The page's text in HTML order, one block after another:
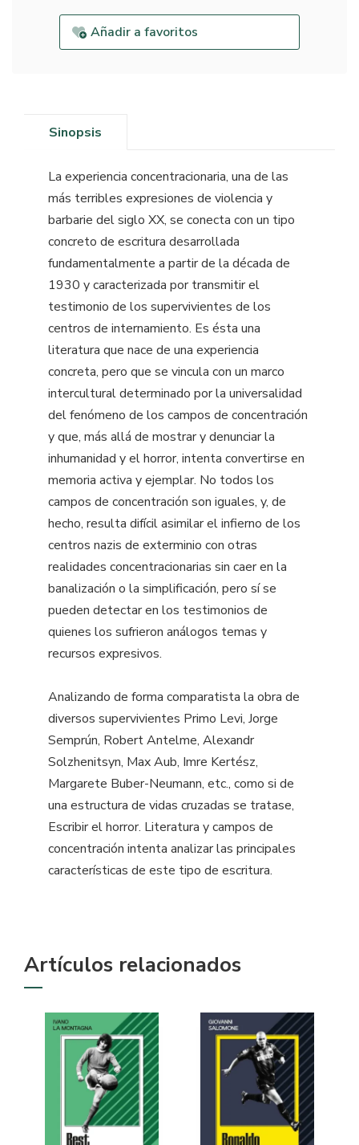
Añadir a favoritos
Sinopsis
La experiencia concentracionaria, una de las
más terribles expresiones de violencia y
barbarie del siglo XX, se conecta con un tipo
concreto de escritura desarrollada
fundamentalmente a partir de la década de
1930 y caracterizada por transmitir el
testimonio de los supervivientes de los
centros de internamiento. Es ésta una
literatura que nace de una experiencia
concreta, pero que se vincula con un marco
intercultural determinado por la universalidad
del fenómeno de los campos de concentración
y que, más allá de mostrar y denunciar la
inhumanidad y el horror, intenta convertirse en
memoria activa y ejemplar. No todos los
campos de concentración son iguales, y, de
hecho, resulta difícil asimilar el infierno de los
centros nazis de exterminio con otras
realidades concentracionarias sin caer en la
banalización o la simplificación, pero sí se
pueden detectar en los testimonios de
quienes los sufrieron análogos temas y
recursos expresivos.
Analizando de forma comparatista la obra de
diversos supervivientes Primo Levi, Jorge
Semprún, Robert Antelme, Alexandr
Solzhenitsyn, Max Aub, Imre Kertész,
Margarete Buber-Neumann, etc., como si de
una estructura de vidas cruzadas se tratase,
Escribir el horror. Literatura y campos de
concentración intenta analizar las principales
características de este tipo de escritura.
Artículos relacionados